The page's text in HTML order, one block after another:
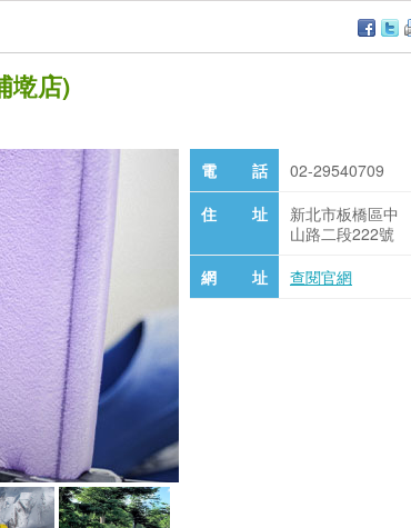
墘店)
電 話
02-29540709
住 址
新北市板橋區中
山路二段222號
網 址
查閱官網